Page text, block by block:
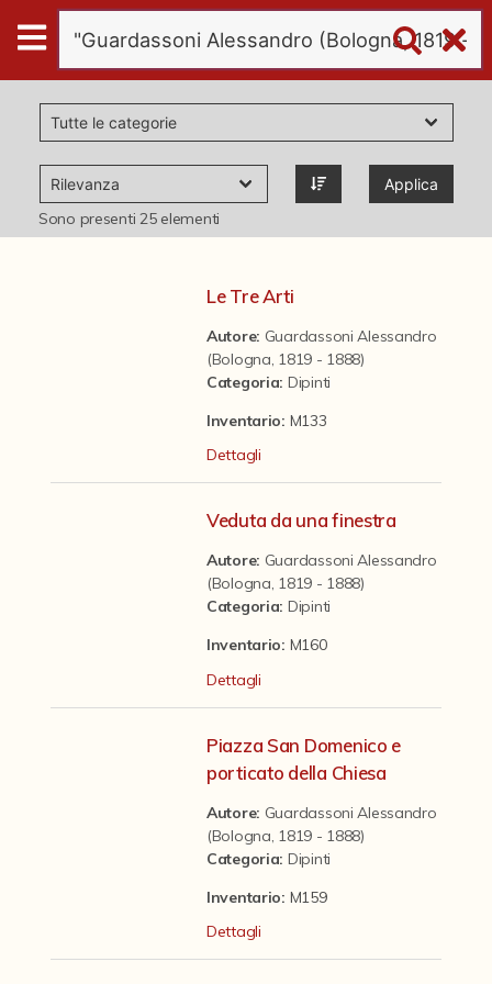
Digital
Humanities
Donazioni
Pubblicazioni
Il progetto Digital Humanities
Applica
Sono presenti25elementi
Le Tre Arti
Autore: Guardassoni Alessandro
(Bologna, 1819 - 1888)
Categoria: Dipinti
Inventario: M133
Dettagli
Veduta da una finestra
Autore: Guardassoni Alessandro
(Bologna, 1819 - 1888)
Categoria: Dipinti
Inventario: M160
Dettagli
Piazza San Domenico e
porticato della Chiesa
Autore: Guardassoni Alessandro
(Bologna, 1819 - 1888)
Categoria: Dipinti
Inventario: M159
Dettagli